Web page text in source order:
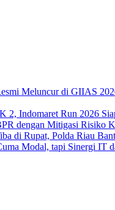
Meluncur di GIIAS
2, Indomaret Run 2026
dengan Mitigasi Risiko
di Rupat, Polda Riau
Modal, tapi Sinergi IT